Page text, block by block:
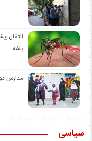
انتقال
پشه
مدارس
سیاسی